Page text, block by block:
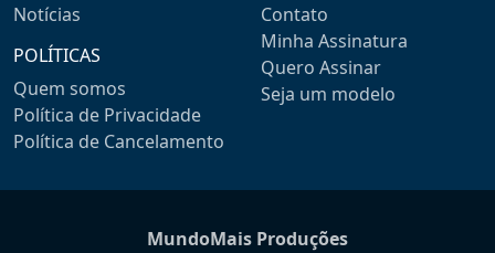
Notícias
POLÍTICAS
Quem somos
Política de Privacidade
Política de Cancelamento
Contato
Minha Assinatura
Quero Assinar
Seja um modelo
MundoMais Produções